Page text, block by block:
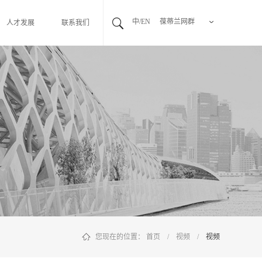
葆蒂兰网群
中/EN
人才发展 联系我们
您现在的位置： 首页 / 视频 / 视频